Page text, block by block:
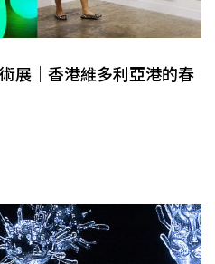
展｜香港維多利亞港的春